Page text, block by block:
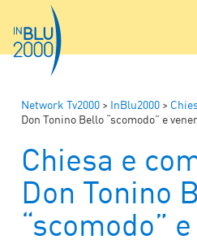
Network Tv2000 > InBlu2000 >
Don Tonino Bello “scomodo” e
Chiesa e
Don Tonino
“scomodo”